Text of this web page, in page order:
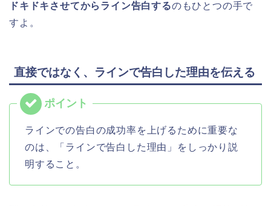
ドキドキさせてからライン告白するのもひとつの手で
すよ。
直接ではなく、ラインで告白した理由を伝える
ラインでの告白の成功率を上げるために重要な
のは、「ラインで告白した理由」をしっかり説
明すること。